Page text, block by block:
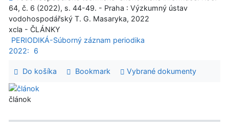
64, č. 6 (2022), s. 44-49. - Praha : Výzkumný ústav
vodohospodářský T. G. Masaryka, 2022
xcla - ČLÁNKY
PERIODIKÁ-Súborný záznam periodika
2022:
6
Do košíka Bookmark Vybrané dokumenty
článok